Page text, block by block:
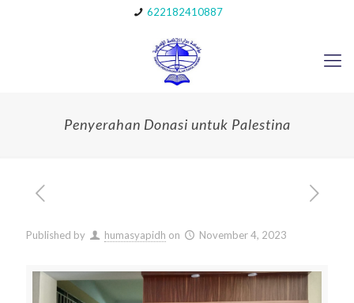
622182410887
Penyerahan Donasi untuk Palestina
Published by humasyapidh on November 4, 2023